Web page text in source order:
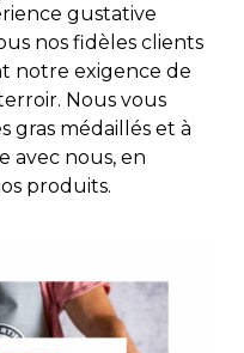
gustative
nos fidèles clients
notre exigence de
Nous vous
gras médaillés et à
avec nous, en
produits.